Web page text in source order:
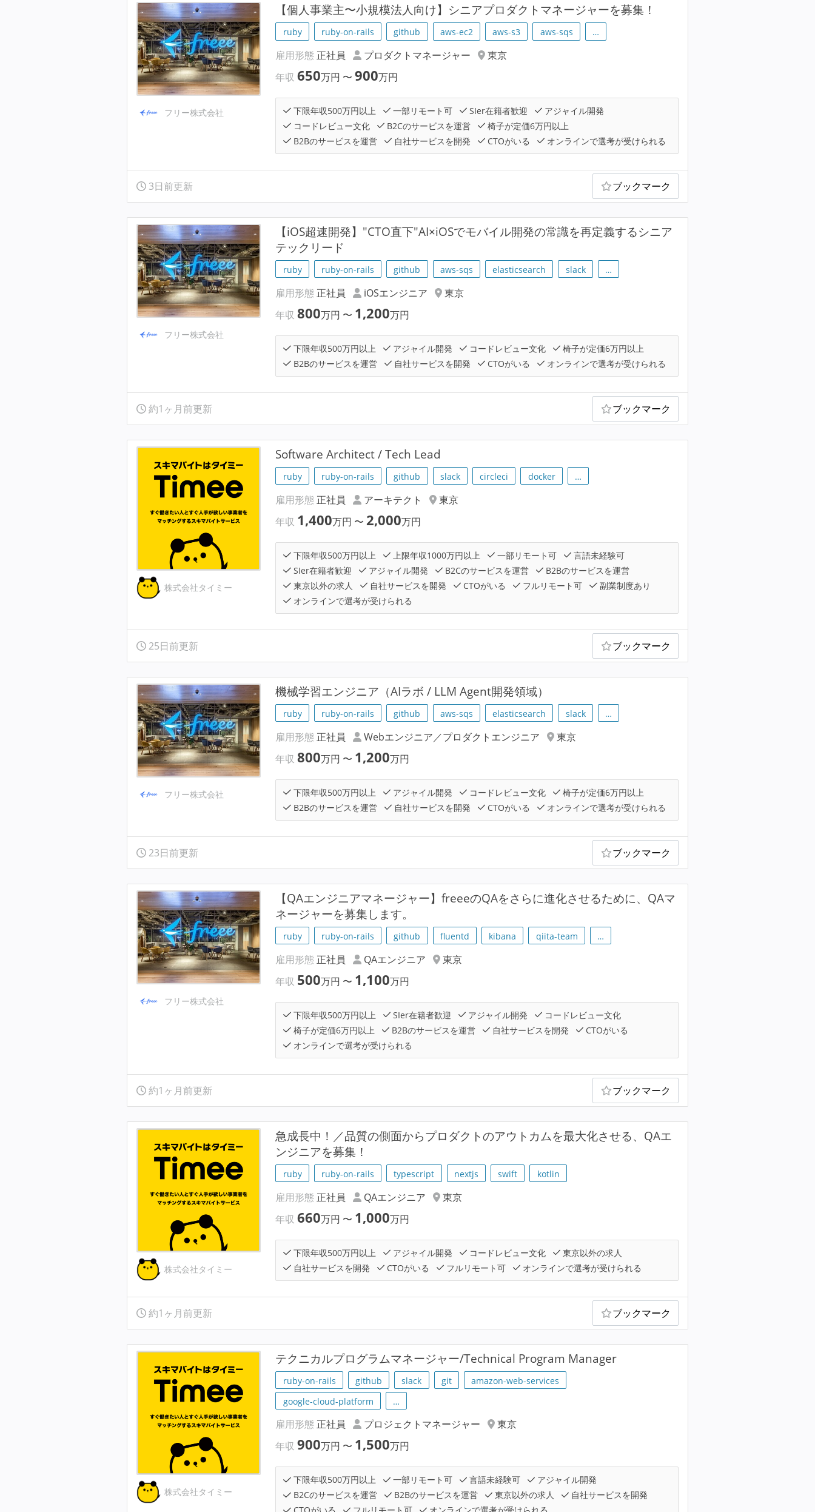
フリー株式会社
【個人事業主〜小規模法人向け】シニアプロダクトマネージャーを募集！
ruby ruby-on-rails github aws-ec2 aws-s3 aws-sqs …
雇用形態 正社員 プロダクトマネージャー
東京
年収650万円 〜900万円
下限年収500万円以上 一部リモート可 SIer在籍者歓迎
アジャイル開発
コードレビュー文化
B2Cのサービスを運営
椅子が定価6万円以上
B2Bのサービスを運営
自社サービスを開発 CTOがいる オンラインで選考が受けられる
3日前更新 ブックマーク
フリー株式会社
【iOS超速開発】"CTO直下"AI×iOSでモバイル開発の常識を再定義するシニア
テックリード
ruby ruby-on-rails github aws-sqs elasticsearch slack …
雇用形態 正社員 iOSエンジニア
東京
年収800万円 〜 1,200万円
下限年収500万円以上 アジャイル開発 コードレビュー文化
椅子が定価6万円以上
B2Bのサービスを運営
自社サービスを開発 CTOがいる オンラインで選考が受けられる
約1ヶ月前更新 ブックマーク
株式会社タイミー
Software Architect / Tech Lead
ruby ruby-on-rails github slack circleci docker …
雇用形態 正社員 アーキテクト
東京
年収 1,400万円 〜2,000万円
下限年収500万円以上 上限年収1000万円以上 一部リモート可
言語未経験可
SIer在籍者歓迎
アジャイル開発 B2Cのサービスを運営
B2Bのサービスを運営
東京以外の求人
自社サービスを開発 CTOがいる フルリモート可
副業制度あり
オンラインで選考が受けられる
25日前更新 ブックマーク
フリー株式会社
機械学習エンジニア（AIラボ / LLM Agent開発領域）
ruby ruby-on-rails github aws-sqs elasticsearch slack …
雇用形態 正社員 Webエンジニア／プロダクトエンジニア
東京
年収800万円 〜 1,200万円
下限年収500万円以上 アジャイル開発 コードレビュー文化
椅子が定価6万円以上
B2Bのサービスを運営
自社サービスを開発 CTOがいる オンラインで選考が受けられる
23日前更新 ブックマーク
フリー株式会社
【QAエンジニアマネージャー】freeeのQAをさらに進化させるために、QAマ
ネージャーを募集します。
ruby ruby-on-rails github fluentd kibana qiita-team …
雇用形態 正社員 QAエンジニア
東京
年収 500万円 〜 1,100万円
下限年収500万円以上 SIer在籍者歓迎 アジャイル開発
コードレビュー文化
椅子が定価6万円以上
B2Bのサービスを運営 自社サービスを開発
CTOがいる
オンラインで選考が受けられる
約1ヶ月前更新 ブックマーク
株式会社タイミー
急成長中！／品質の側面からプロダクトのアウトカムを最大化させる、QAエ
ンジニアを募集！
ruby ruby-on-rails typescript nextjs swift kotlin
雇用形態 正社員 QAエンジニア
東京
年収660万円 〜 1,000万円
下限年収500万円以上 アジャイル開発 コードレビュー文化
東京以外の求人
自社サービスを開発
CTOがいる フルリモート可 オンラインで選考が受けられる
約1ヶ月前更新 ブックマーク
株式会社タイミー
テクニカルプログラムマネージャー/Technical Program Manager
ruby-on-rails github slack git
amazon-web-services
google-cloud-platform
…
雇用形態正社員 プロジェクトマネージャー
東京
年収900万円 〜 1,500万円
下限年収500万円以上 一部リモート可 言語未経験可
アジャイル開発
B2Cのサービスを運営
B2Bのサービスを運営 東京以外の求人
自社サービスを開発